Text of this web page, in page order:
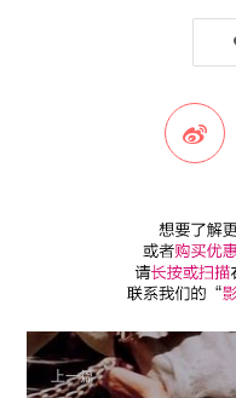
上一篇